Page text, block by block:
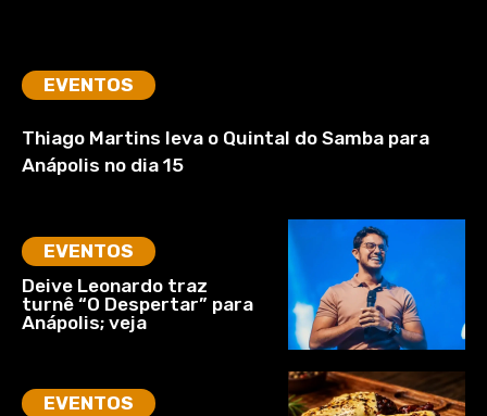
EVENTOS
Thiago Martins leva o Quintal do Samba para
Anápolis no dia 15
EVENTOS
Deive Leonardo traz
turnê “O Despertar” para
Anápolis; veja
EVENTOS